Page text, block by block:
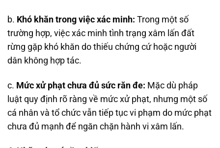
b. Khó khăn trong việc xác minh: Trong một số
trường hợp, việc xác minh tình trạng xâm lấn đất
rừng gặp khó khăn do thiếu chứng cứ hoặc người
dân không hợp tác.
c. Mức xử phạt chưa đủ sức răn đe: Mặc dù pháp
luật quy định rõ ràng về mức xử phạt, nhưng một số
cá nhân và tổ chức vẫn tiếp tục vi phạm do mức phạt
chưa đủ mạnh để ngăn chặn hành vi xâm lấn.